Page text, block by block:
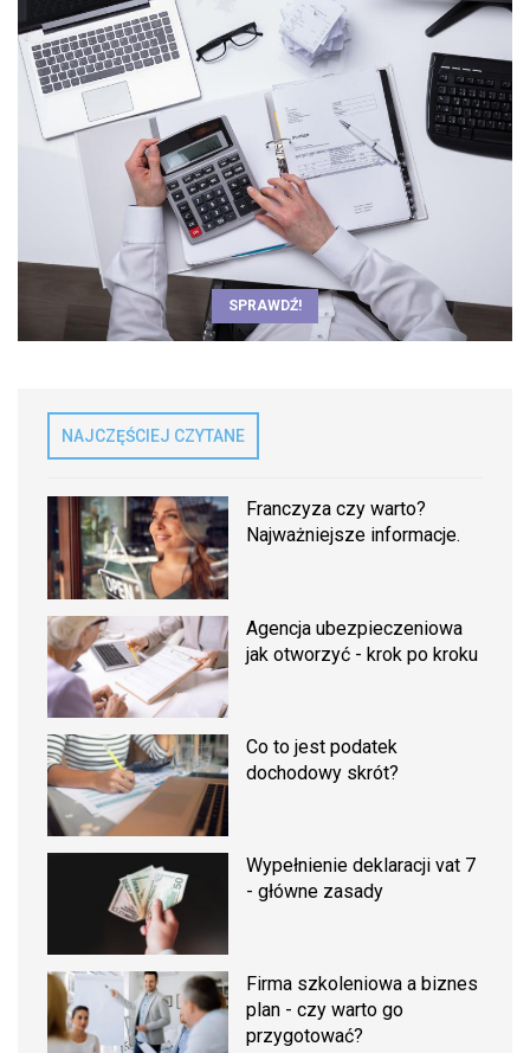
SPRAWDŹ!
NAJCZĘŚCIEJ CZYTANE
Franczyza czy warto?
Najważniejsze informacje.
Agencja ubezpieczeniowa
jak otworzyć - krok po kroku
Co to jest podatek
dochodowy skrót?
Wypełnienie deklaracji vat 7
- główne zasady
Firma szkoleniowa a biznes
plan - czy warto go
przygotować?